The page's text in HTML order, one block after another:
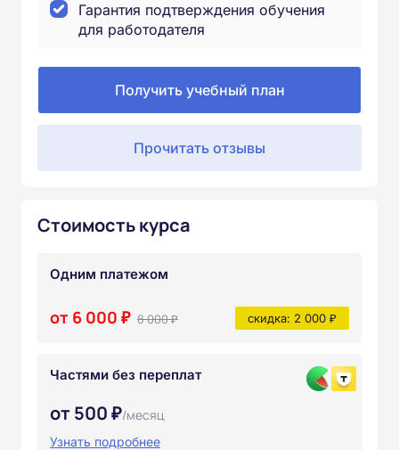
Гарантия подтверждения обучения
для работодателя
Получить учебный план
Прочитать отзывы
Стоимость курса
Одним платежом
от 6 000 ₽ 8 000 ₽ скидка: 2 000 ₽
Частями без переплат
от 500 ₽/месяц
Узнать подробнее